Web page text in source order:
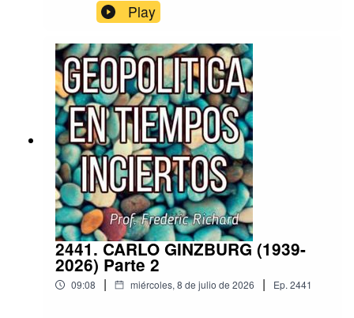
Play
2441. CARLO GINZBURG (1939-
2026) Parte 2
09:08 | miércoles, 8 de julio de 2026 | Ep. 2441